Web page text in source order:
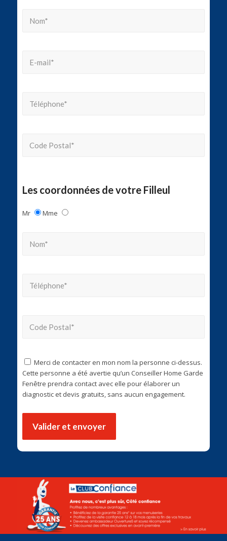
Les coordonnées de votre Filleul
Mr Mme
Merci de contacter en mon nom la personne ci-dessus.
Cette personne a été avertie qu’un Conseiller Home Garde
Fenêtre prendra contact avec elle pour élaborer un
diagnostic et devis gratuits, sans aucun engagement.